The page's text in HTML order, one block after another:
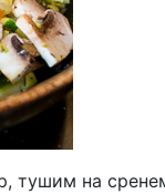
тушим на